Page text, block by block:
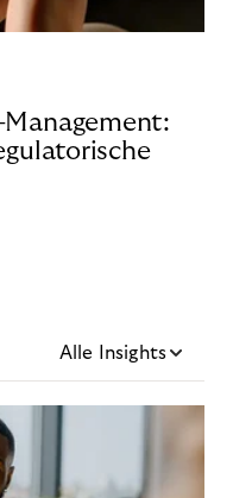
Alle Insights